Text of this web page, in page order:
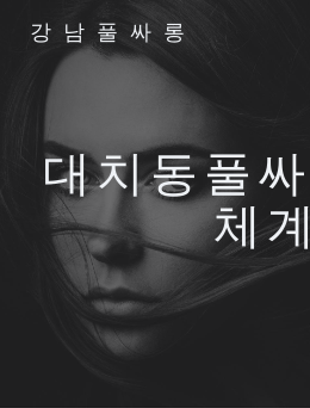
강남풀싸롱
대치동풀
체